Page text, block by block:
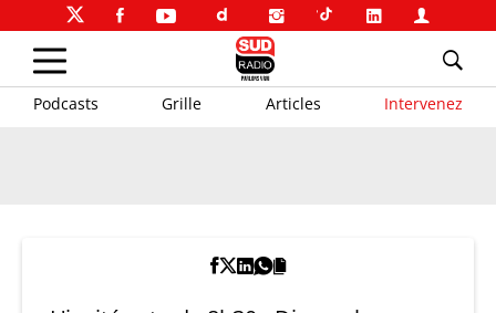
Podcasts Grille Articles Intervenez